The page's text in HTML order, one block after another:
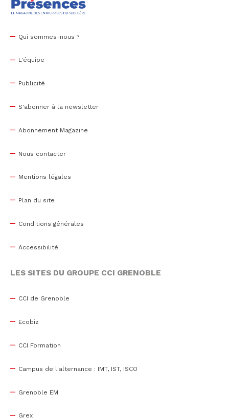
Qui sommes-nous ?
L'équipe
Publicité
S'abonner à la newsletter
Abonnement Magazine
Nous contacter
Mentions légales
Plan du site
Conditions générales
Accessibilité
LES SITES DU GROUPE CCI GRENOBLE
CCI de Grenoble
Ecobiz
CCI Formation
Campus de l'alternance : IMT, IST, ISCO
Grenoble EM
Grex